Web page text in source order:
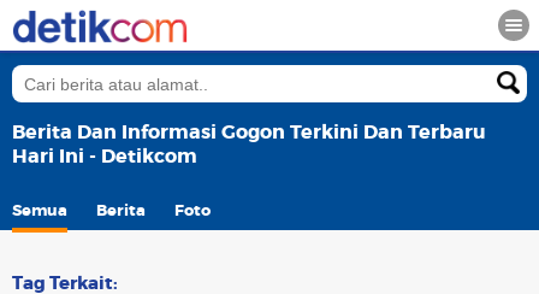
Berita Dan Informasi Gogon Terkini Dan Terbaru
Hari Ini - Detikcom
Semua Berita Foto
Tag Terkait: